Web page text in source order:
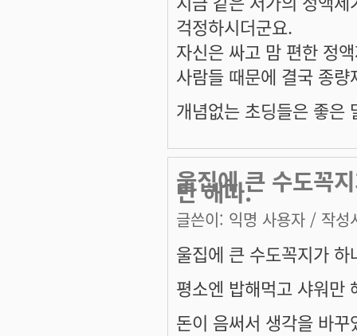
걱정하시더군요.
자신은 싸고 맘 편한 정
사람들 때문에 결국 종
개념없는 초딩들은 좋은
울집에 큰 수도꼭
만 해따.
글쓴이: 익명 사용자 / 작성
울집에 큰 수도꼭지가 하
평소엔 밥해먹고 샤워만
돈이 음써서 생각을 바꾸